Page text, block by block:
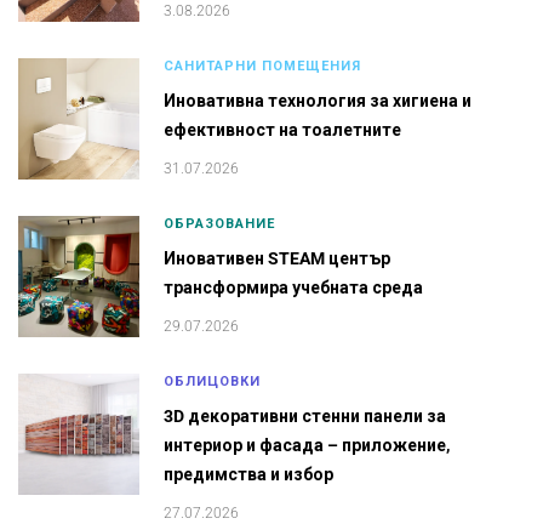
3.08.2026
САНИТАРНИ ПОМЕЩЕНИЯ
Иновативна технология за хигиена и
ефективност на тоалетните
31.07.2026
ОБРАЗОВАНИЕ
Иновативен STEAM център
трансформира учебната среда
29.07.2026
ОБЛИЦОВКИ
3D декоративни стенни панели за
интериор и фасада – приложение,
предимства и избор
27.07.2026